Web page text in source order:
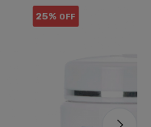
25% OFF